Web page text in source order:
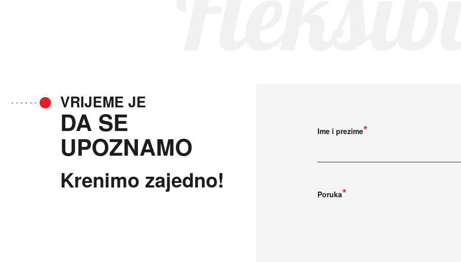
VRIJEME JE
DA SE
UPOZNAMO
Krenimo zajedno!
Ime i prezime
Poruka